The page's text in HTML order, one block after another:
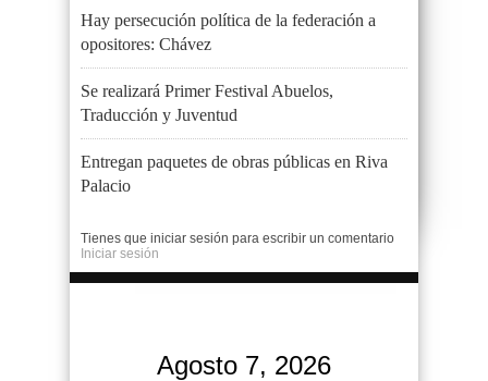
Hay persecución política de la federación a
opositores: Chávez
Se realizará Primer Festival Abuelos,
Traducción y Juventud
Entregan paquetes de obras públicas en Riva
Palacio
Tienes que iniciar sesión para escribir un comentario
Iniciar sesión
Agosto 7, 2026